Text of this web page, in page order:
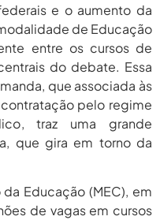
e o aumento da
de Educação
entre os cursos de
do debate. Essa
que associada às
pelo regime
traz uma grande
que gira em torno da
Educação (MEC), em
de vagas em cursos